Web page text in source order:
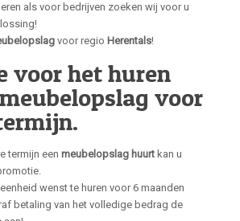
als voor bedrijven zoeken wij voor u
voor regio Herentals!
voor het huren
voor
termijn een meubelopslag huurtkan u
wenst te huren voor 6 maanden
betaling van het volledige bedrag de